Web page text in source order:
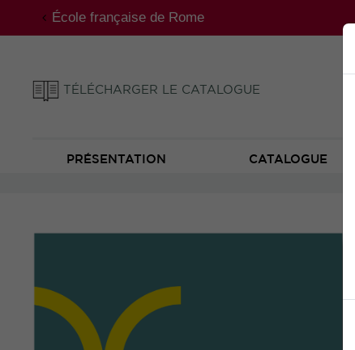
École française de Rome
TÉLÉCHARGER LE CATALOGUE
PRÉSENTATION CATALOGUE